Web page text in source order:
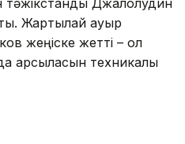
Жартылай ауыр
жеңіске жетті – ол
қарсыласын техникалық